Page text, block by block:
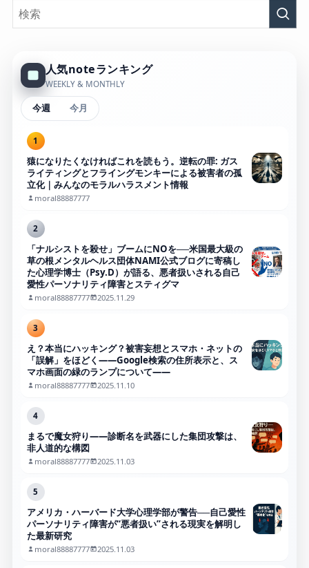
人気noteランキング
WEEKLY & MONTHLY
今週 今月
1
猿になりたくなければこれを読もう。逆転の罪: ガス
ライティングとフライングモンキーによる被害者の孤
立化｜みんなのモラルハラスメント情報
moral88887777
2
「ナルシストを殺せ」ブームにNOを──米国最大級の
草の根メンタルヘルス団体NAMI公式ブログに寄稿し
た心理学博士（Psy.D）が語る、悪者扱いされる自己
愛性パーソナリティ障害とスティグマ
moral88887777 2025.11.29
3
え？本当にハッキング？被害妄想とスマホ・ネットの
「誤解」をほどく――Google検索の住所表示と、ス
マホ画面の緑のランプについて――
moral88887777 2025.11.10
4
まるで魔女狩り——診断名を武器にした集団攻撃は、
非人道的な構図
moral88887777 2025.11.03
5
アメリカ・ハーバード大学心理学部が警告──自己愛性
パーソナリティ障害が“悪者扱い”される現実を解明し
た最新研究
moral88887777 2025.11.03